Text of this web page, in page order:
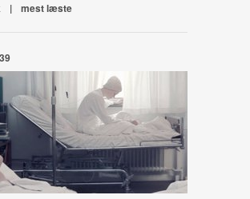
| mest læste